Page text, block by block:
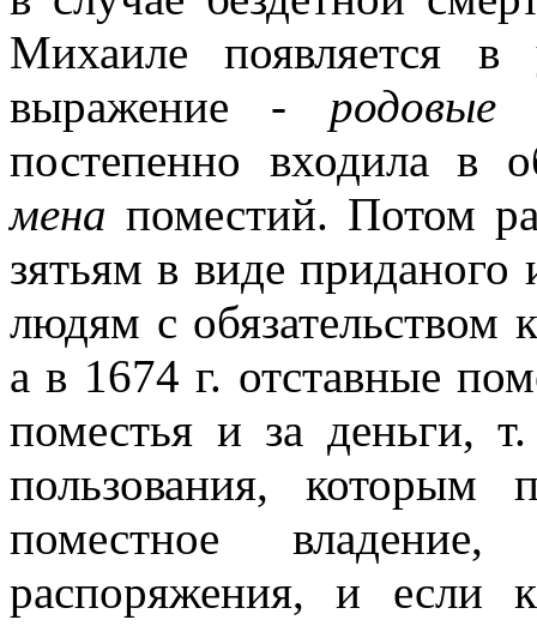
Михаиле появляется в
выражение -
постепенно входила в
мена поместий. Потом
зятьям в виде
людям с обязательством
а в 1674 г. отставные
поместья и за деньги,
пользования, которым
поместное
распоряжения, и если